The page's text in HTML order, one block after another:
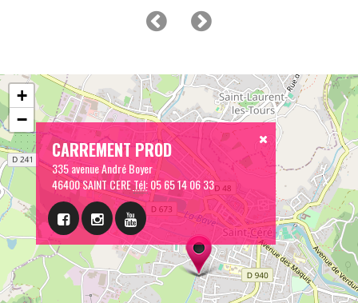
CARREMENT PROD
335 avenue André Boyer
46400 SAINT CERETél:05 65 14 06 33
+
−